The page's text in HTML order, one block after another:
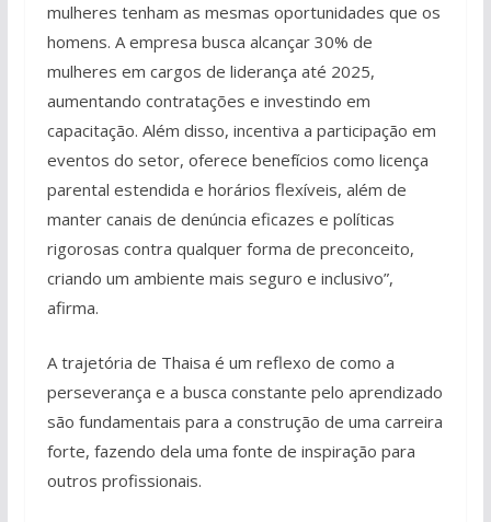
mulheres tenham as mesmas oportunidades que os
homens. A empresa busca alcançar 30% de
mulheres em cargos de liderança até 2025,
aumentando contratações e investindo em
capacitação. Além disso, incentiva a participação em
eventos do setor, oferece benefícios como licença
parental estendida e horários flexíveis, além de
manter canais de denúncia eficazes e políticas
rigorosas contra qualquer forma de preconceito,
criando um ambiente mais seguro e inclusivo”,
afirma.
A trajetória de Thaisa é um reflexo de como a
perseverança e a busca constante pelo aprendizado
são fundamentais para a construção de uma carreira
forte, fazendo dela uma fonte de inspiração para
outros profissionais.